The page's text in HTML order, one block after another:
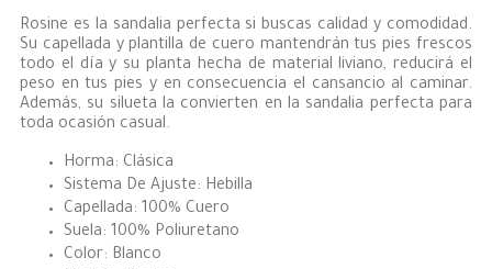
Rosine es la sandalia perfecta si buscas calidad y comodidad.
Su capellada y plantilla de cuero mantendrán tus pies frescos
todo el día y su planta hecha de material liviano, reducirá el
peso en tus pies y en consecuencia el cansancio al caminar.
Además, su silueta la convierten en la sandalia perfecta para
toda ocasión casual.
Horma: Clásica
Sistema De Ajuste: Hebilla
Capellada: 100% Cuero
Suela: 100% Poliuretano
Color: Blanco